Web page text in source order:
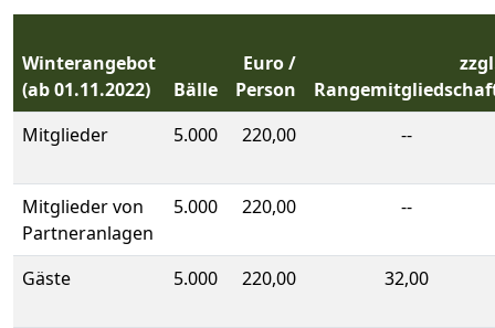
Winterangebot
(ab 01.11.2022)
Bälle
Euro /
Person
Mitglieder
5.000 220,00 --
Mitglieder von
Partneranlagen
5.000 220,00 --
Gäste 5.000 220,00 32,00